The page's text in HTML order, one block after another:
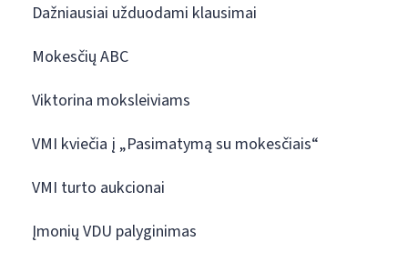
Dažniausiai užduodami klausimai
Mokesčių ABC
Viktorina moksleiviams
VMI kviečia į „Pasimatymą su mokesčiais“
VMI turto aukcionai
Įmonių VDU palyginimas